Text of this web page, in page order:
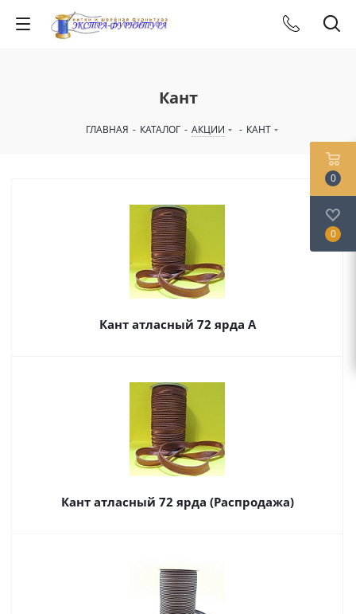
Кант
ГЛАВНАЯ - КАТАЛОГ - АКЦИИ - КАНТ
Кант атласный 72 ярда А
Кант атласный 72 ярда (Распродажа)
0
0